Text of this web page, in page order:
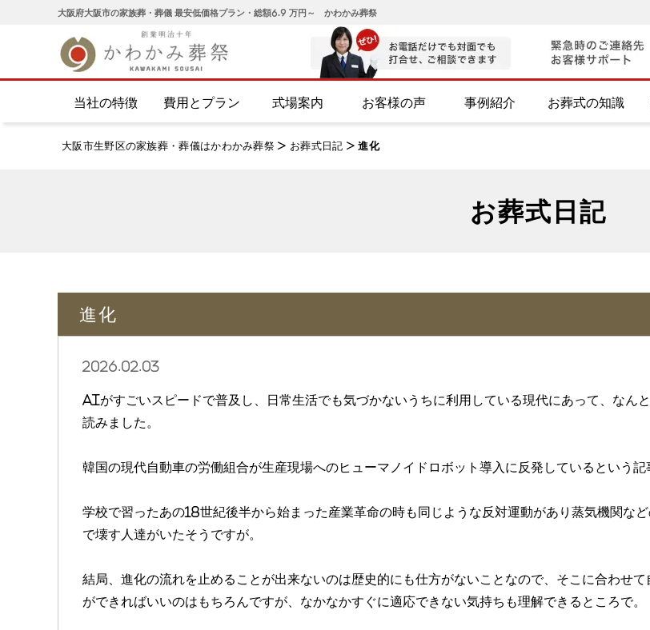
大阪府大阪市の家族葬・葬儀 最安低価格プラン・総額6.9 万円～ かわかみ葬祭
当社の特徴 費用とプラン 式場案内 お客様の声 事例紹介 お葬式の知識
大阪市生野区の家族葬・葬儀はかわかみ葬祭 > お葬式日記 >進化
お葬式日記
進化
2026.02.03
AIがすごいスピードで普及し、日常生活でも気づかないうちに利用している現代にあって、なん
読みました。
韓国の現代自動車の労働組合が生産現場へのヒューマノイドロボット導入に反発しているという記
学校で習ったあの18世紀後半から始まった産業革命の時も同じような反対運動があり蒸気機関な
で壊す人達がいたそうですが。
結局、進化の流れを止めることが出来ないのは歴史的にも仕方がないことなので、そこに合わせて
ができればいいのはもちろんですが、なかなかすぐに適応できない気持ちも理解できるところで。